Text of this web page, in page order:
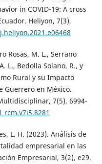
in COVID-19: A cross
Heliyon, 7(3),
Rosas, M. L., Serrano
L., Bedolla Solano, R., y
Rural y su Impacto
Guerrero en México.
7(5), 6994-
L. H. (2023). Análisis de
empresarial en las
Empresarial, 3(2), e29.